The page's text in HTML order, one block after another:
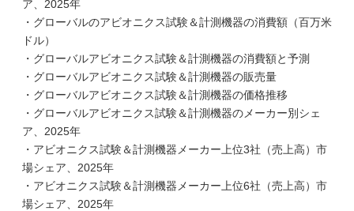
ア、2025年
・グローバルのアビオニクス試験＆計測機器の消費額（百万米
ドル）
・グローバルアビオニクス試験＆計測機器の消費額と予測
・グローバルアビオニクス試験＆計測機器の販売量
・グローバルアビオニクス試験＆計測機器の価格推移
・グローバルアビオニクス試験＆計測機器のメーカー別シェ
ア、2025年
・アビオニクス試験＆計測機器メーカー上位3社（売上高）市
場シェア、2025年
・アビオニクス試験＆計測機器メーカー上位6社（売上高）市
場シェア、2025年